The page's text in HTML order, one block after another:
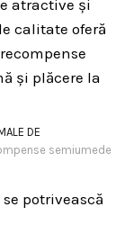
atractive și
calitate oferă
și plăcere la
DE
semiumede
potrivească